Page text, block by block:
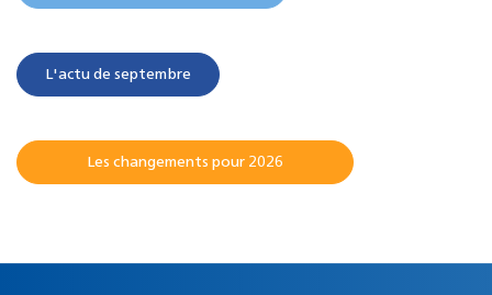
L'actu de septembre
Les changements pour 2026